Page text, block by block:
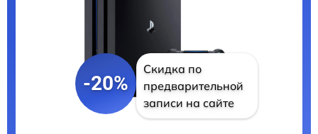
-20%
Скидка по
предварительной
записи на сайте